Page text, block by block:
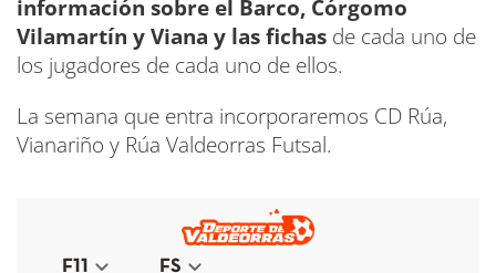
información sobre el Barco, Córgomo
Vilamartín y Viana y las fichas de cada uno de
los jugadores de cada uno de ellos.
La semana que entra incorporaremos CD Rúa,
Vianariño y Rúa Valdeorras Futsal.